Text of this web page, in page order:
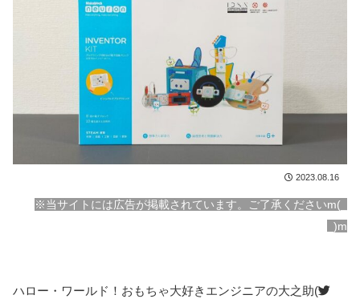
2023.08.16
※当サイトには広告が掲載されています。ご了承くださいm(_
_)m
ハロー・ワールド！おもちゃ大好きエンジニアの大之助(